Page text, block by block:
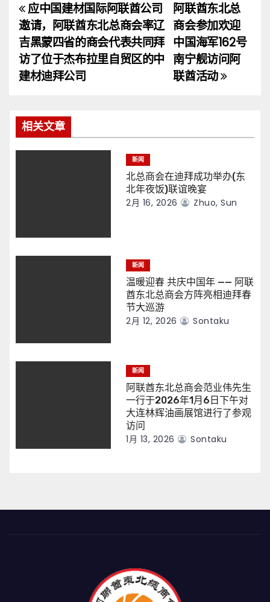
文
章
导
阿联酋东北总
商会参加欢迎
中国海军162号
南宁舰访问阿
联酋活动
应中国建材国际阿联酋公司
邀请，阿联酋东北总商会率辽
吉黑蒙四省的商会代表共同拜
访了位于杰布拉里自贸区的中
建材迪拜公司
相关文章
新闻
北总商会在迪拜成功举办(东
北年夜饭)联谊晚宴
2月 16, 2026 Zhuo, Sun
新闻
温暖迎春 共庆中国年 —— 阿联
酋东北总商会方阵亮相迪拜春
节大巡游
2月 12, 2026 Sontaku
新闻
阿联酋东北总商会范业伟先生
一行于2026年1月6日下午对
大连林辉油画展馆进行了参观
访问
1月 13, 2026 Sontaku